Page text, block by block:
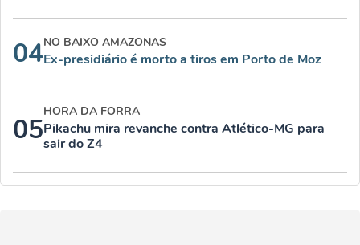
04NO BAIXO AMAZONAS
Ex-presidiário é morto a tiros em Porto de Moz
05
HORA DA FORRA
Pikachu mira revanche contra Atlético-MG para
sair do Z4